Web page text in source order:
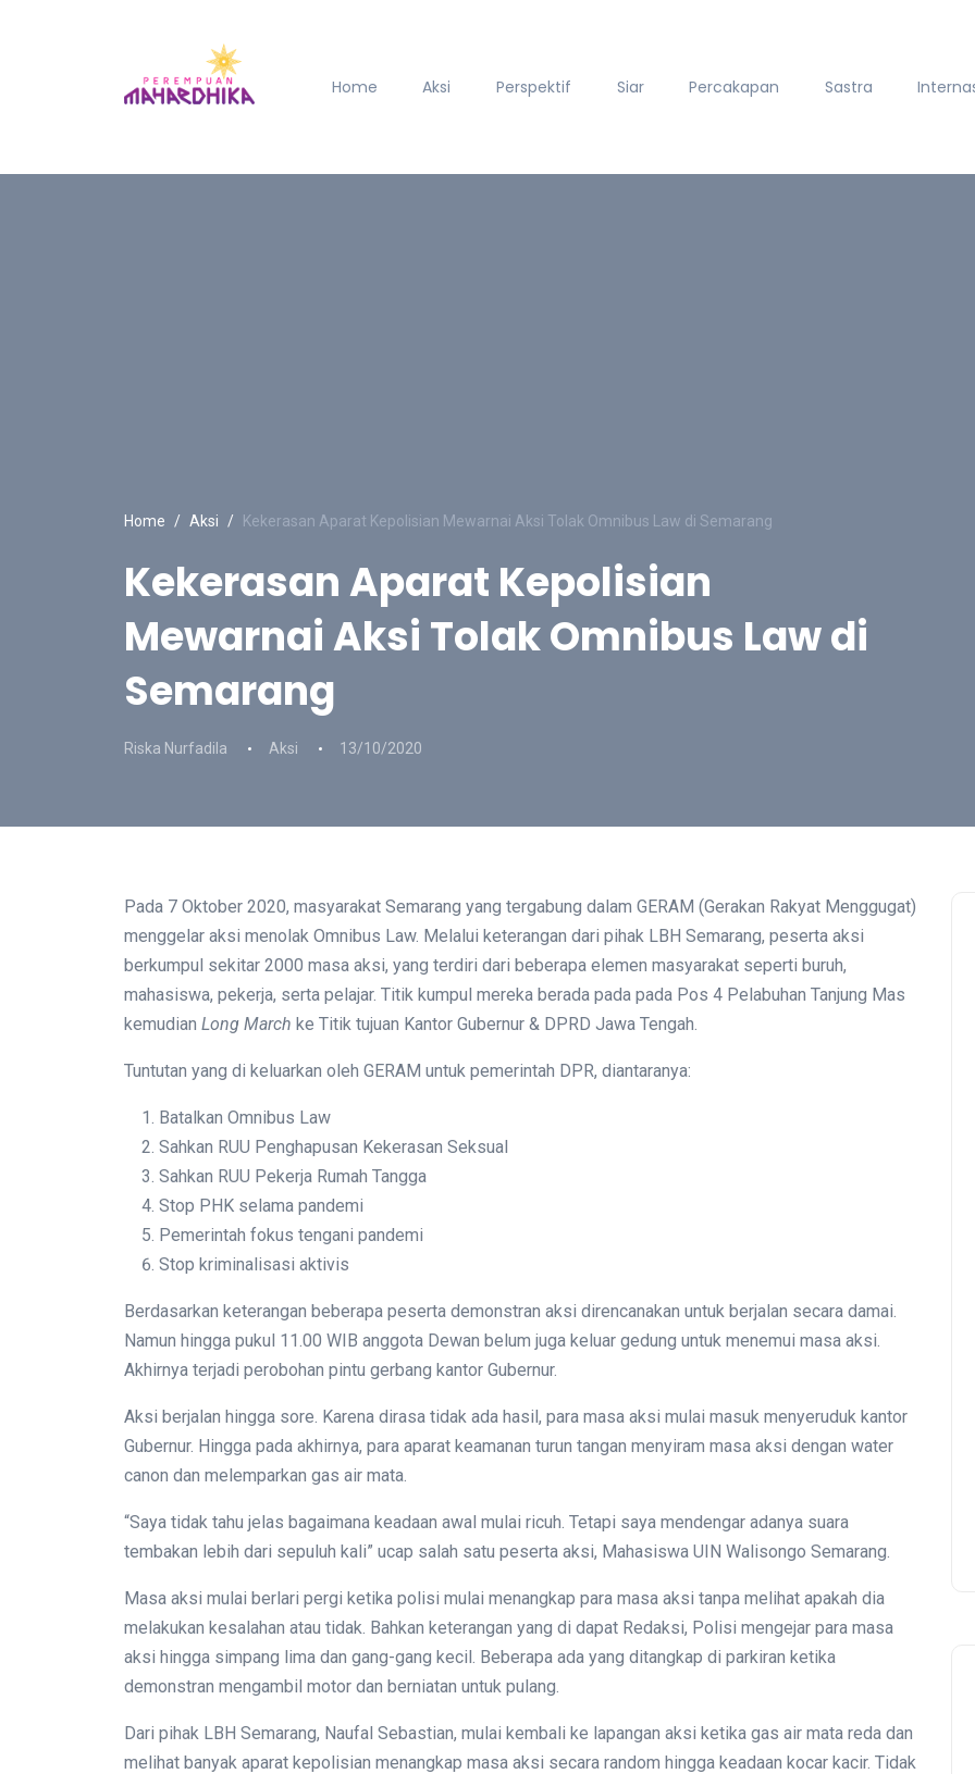
Home Aksi Perspektif Siar Percakapan Sastra
Home Aksi Kekerasan Aparat Kepolisian Mewarnai Aksi Tolak Omnibus Law di Semarang
Kekerasan Aparat Kepolisian
Mewarnai Aksi Tolak Omnibus Law di
Semarang
Riska Nurfadila Aksi 13/10/2020
Pada 7 Oktober 2020, masyarakat Semarang yang tergabung dalam GERAM (Gerakan Rakyat Menggugat)
menggelar aksi menolak Omnibus Law. Melalui keterangan dari pihak LBH Semarang, peserta aksi
berkumpul sekitar 2000 masa aksi, yang terdiri dari beberapa elemen masyarakat seperti buruh,
mahasiswa, pekerja, serta pelajar. Titik kumpul mereka berada pada pada Pos 4 Pelabuhan Tanjung Mas
kemudian Long March ke Titik tujuan Kantor Gubernur & DPRD Jawa Tengah.
Tuntutan yang di keluarkan oleh GERAM untuk pemerintah DPR, diantaranya:
Batalkan Omnibus Law
Sahkan RUU Penghapusan Kekerasan Seksual
Sahkan RUU Pekerja Rumah Tangga
Stop PHK selama pandemi
Pemerintah fokus tengani pandemi
Stop kriminalisasi aktivis
Berdasarkan keterangan beberapa peserta demonstran aksi direncanakan untuk berjalan secara damai.
Namun hingga pukul 11.00 WIB anggota Dewan belum juga keluar gedung untuk menemui masa aksi.
Akhirnya terjadi perobohan pintu gerbang kantor Gubernur.
Aksi berjalan hingga sore. Karena dirasa tidak ada hasil, para masa aksi mulai masuk menyeruduk kantor
Gubernur. Hingga pada akhirnya, para aparat keamanan turun tangan menyiram masa aksi dengan water
canon dan melemparkan gas air mata.
“Saya tidak tahu jelas bagaimana keadaan awal mulai ricuh. Tetapi saya mendengar adanya suara
tembakan lebih dari sepuluh kali” ucap salah satu peserta aksi, Mahasiswa UIN Walisongo Semarang.
Masa aksi mulai berlari pergi ketika polisi mulai menangkap para masa aksi tanpa melihat apakah dia
melakukan kesalahan atau tidak. Bahkan keterangan yang di dapat Redaksi, Polisi mengejar para masa
aksi hingga simpang lima dan gang-gang kecil. Beberapa ada yang ditangkap di parkiran ketika
demonstran mengambil motor dan berniatan untuk pulang.
Dari pihak LBH Semarang, Naufal Sebastian, mulai kembali ke lapangan aksi ketika gas air mata reda dan
melihat banyak aparat kepolisian menangkap masa aksi secara random hingga keadaan kocar kacir. Tidak